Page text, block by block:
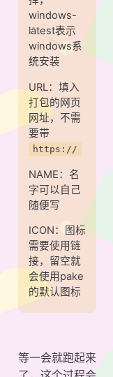
windows-
latest表示
windows系
统安装
URL：填入
打包的网页
网址，不需
要带
https://
NAME：名
字可以自己
随便写
ICON：图标
需要使用链
接，留空就
会使用pake
的默认图标
等一会就跑起来